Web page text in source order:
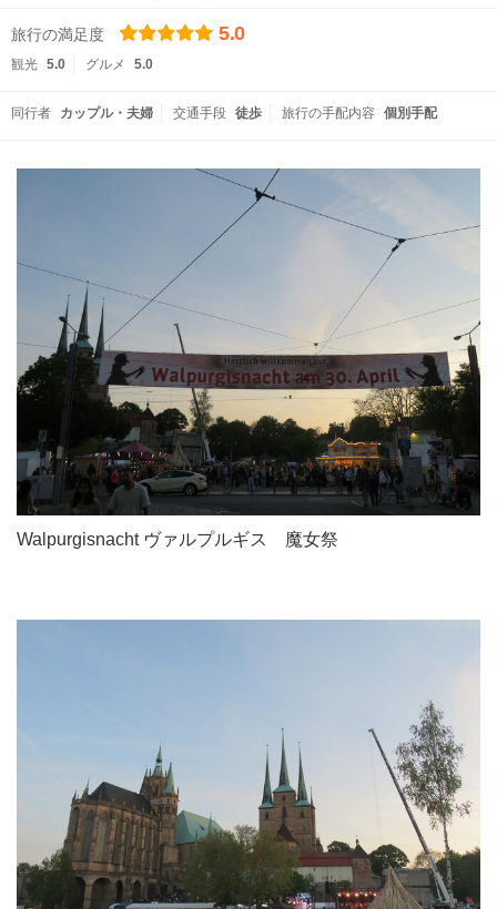
旅行の満足度 5.0
観光 5.0 グルメ 5.0
同行者 カップル・夫婦 交通手段 徒歩 旅行の手配内容 個別手配
Walpurgisnacht ヴァルプルギス 魔女祭